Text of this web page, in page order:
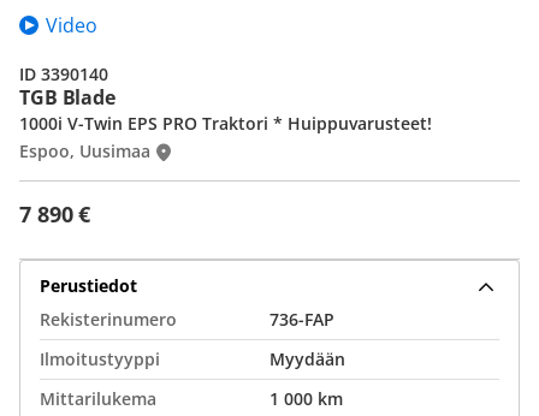
TGB Blade
7 890 €
1000i V-Twin EPS PRO Traktori * Huippuvarusteet!
Espoo, Uusimaa
ID 3390140
Video
Perustiedot
Rekisterinumero
736-FAP
Ilmoitustyyppi
Myydään
Mittarilukema
1 000 km